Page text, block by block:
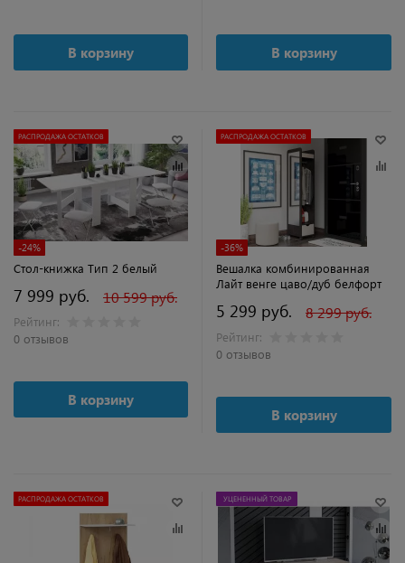
В корзину В корзину
РАСПРОДАЖА ОСТАТКОВ
-24%
Стол-книжка Тип 2 белый
7 999 руб. 10 599 руб.
Рейтинг:
0 отзывов
В корзину
РАСПРОДАЖА ОСТАТКОВ
-36%
Вешалка комбинированная
Лайт венге цаво/дуб белфорт
5 299 руб. 8 299 руб.
Рейтинг:
0 отзывов
В корзину
РАСПРОДАЖА ОСТАТКОВ УЦЕНЕННЫЙ ТОВАР